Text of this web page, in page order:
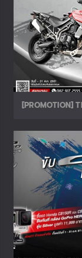
[PROMOTION]